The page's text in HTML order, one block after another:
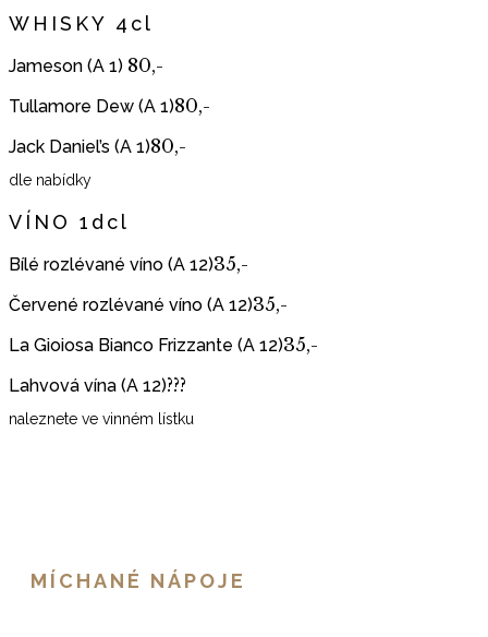
WHISKY 4cl
Jameson (A 1) 80,-
Tullamore Dew (A 1)80,-
Jack Daniel’s (A 1)80,-
dle nabídky
VÍNO 1dcl
Bílé rozlévané víno (A 12)35,-
Červené rozlévané víno (A 12)35,-
La Gioiosa Bianco Frizzante (A 12)35,-
Lahvová vína (A 12)???
naleznete ve vinném lístku
MÍCHANÉ NÁPOJE